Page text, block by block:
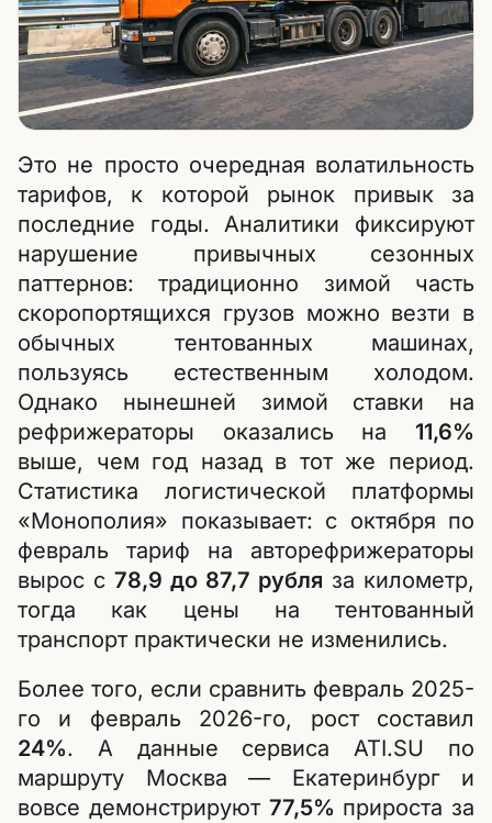
Это не просто очередная волатильность
тарифов, к которой рынок привык за
последние годы. Аналитики фиксируют
нарушение привычных сезонных
паттернов: традиционно зимой часть
скоропортящихся грузов можно везти в
обычных тентованных машинах,
пользуясь естественным холодом.
Однако нынешней зимой ставки на
рефрижераторы оказались на 11,6%
выше, чем год назад в тот же период.
Статистика логистической платформы
«Монополия» показывает: с октября по
февраль тариф на авторефрижераторы
вырос с 78,9 до 87,7 рубля за километр,
тогда как цены на тентованный
транспорт практически не изменились.
Более того, если сравнить февраль 2025-
го и февраль 2026-го, рост составил
24%. А данные сервиса ATI.SU по
маршруту Москва — Екатеринбург и
вовсе демонстрируют 77,5% прироста за